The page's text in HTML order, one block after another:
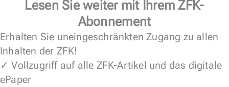
Lesen Sie weiter mit Ihrem ZFK-
Abonnement
Erhalten Sie uneingeschränkten Zugang zu allen
Inhalten der ZFK!
✓ Vollzugriff auf alle ZFK-Artikel und das digitale
ePaper